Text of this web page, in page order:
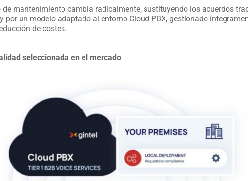
de mantenimiento cambia radicalmente, sustituyendo los acuerdos
por un modelo adaptado al entorno Cloud PBX, gestionado
de costes.
seleccionada en el mercado